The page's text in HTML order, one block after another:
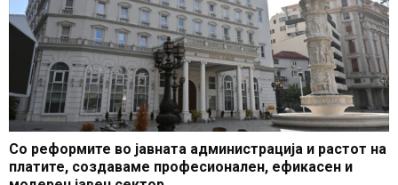
Со реформите во јавната администрација и растот на
платите, создаваме професионален, ефикасен и